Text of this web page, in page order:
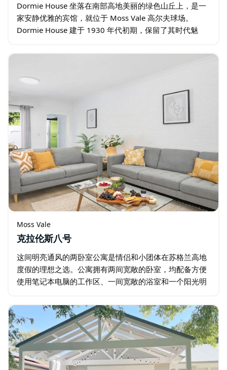
Dormie House 坐落在南部高地美丽的绿色山丘上，是一
家安静优雅的宾馆，就位于 Moss Vale 高尔夫球场。
Dormie House 建于 1930 年代初期，保留了其时代魅
Moss Vale
克拉伦斯八号
这间明亮通风的两卧室公寓是情侣和小团体在苏格兰高地
度假的理想之选。公寓拥有两间宽敞的卧室，均配备方便
使用笔记本电脑的工作区、一间宽敞的浴室和一个阳光明
厅。